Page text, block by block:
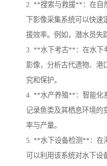
2. **搜索与救援**：在自
下影像采集系统可以快
援效率。例如，潜水员失
3. **水下考古**：在水下
影像，分析古代遗物、港
究和保护。
4. **水产养殖**：智能化
记录鱼类及其栖息环境的
率与产量。
5. **水下设备检测**：在
可以利用该系统对水下设